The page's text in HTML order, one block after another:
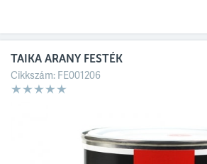
AJÁNLATUNK
TAIKA ARANY FESTÉK
Cikkszám: FE001206